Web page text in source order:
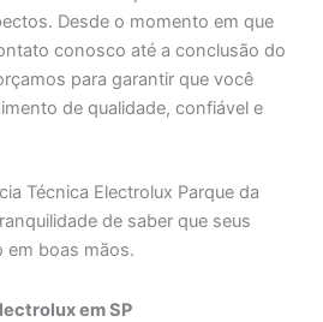
Desde o momento em que
conosco até a conclusão do
para garantir que você
de qualidade, confiável e
Técnica Electrolux Parque da
de saber que seus
em boas mãos.
em SP